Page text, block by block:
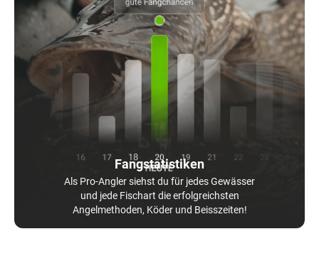
Fangstatistiken
Als Pro-Angler siehst du für jedes Gewässer
und jede Fischart die erfolgreichsten
Angelmethoden, Köder und Beisszeiten!